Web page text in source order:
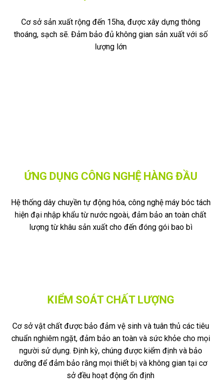
Cơ sở sản xuất rộng đến 15ha, được xây dựng thông
thoáng, sạch sẽ. Đảm bảo đủ không gian sản xuất với số
lượng lớn
ỨNG DỤNG CÔNG NGHỆ HÀNG ĐẦU
Hệ thống dây chuyền tự động hóa, công nghệ máy bóc tách
hiện đại nhập khẩu từ nước ngoài, đảm bảo an toàn chất
lượng từ khâu sản xuất cho đến đóng gói bao bì
KIỂM SOÁT CHẤT LƯỢNG
Cơ sở vật chất được bảo đảm vệ sinh và tuân thủ các tiêu
chuẩn nghiêm ngặt, đảm bảo an toàn và sức khỏe cho mọi
người sử dụng. Định kỳ, chúng được kiểm định và bảo
dưỡng để đảm bảo rằng mọi thiết bị và không gian tại cơ
sở đều hoạt động ổn định